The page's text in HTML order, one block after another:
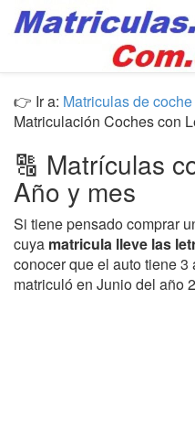
👉 Ir a: Matriculas de coche
Matriculación Coches con
🔠 Matrículas
Año y mes
Si tiene pensado comprar
cuya matricula lleve las
conocer que el auto tiene
matriculó en Junio del año